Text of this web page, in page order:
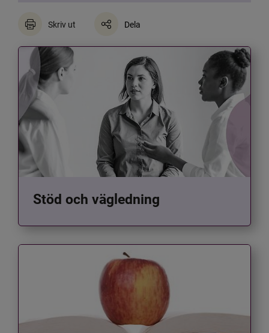
Skriv ut Dela
Stöd och vägledning